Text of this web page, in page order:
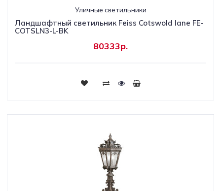
Уличные светильники
Ландшафтный светильник Feiss Cotswold lane FE-
COTSLN3-L-BK
80333р.